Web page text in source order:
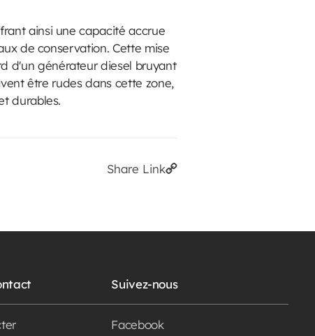
ainsi une capacité accrue
de conservation. Cette mise
d'un générateur diesel bruyant
être rudes dans cette zone,
durables.
Share Link
Suivez-nous
Facebook